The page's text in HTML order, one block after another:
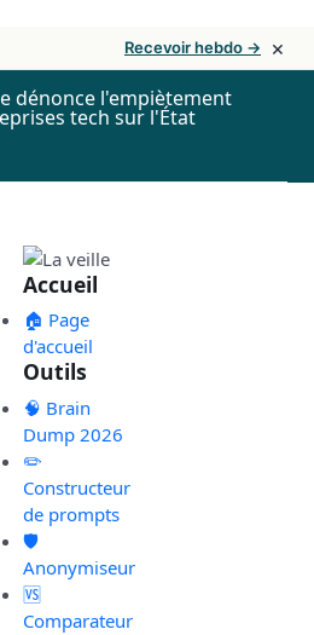
Recevoir hebdo → ×
dénonce l'empiètement
tech sur l'État
Accueil
🏠 Page
d'accueil
Outils
🧠 Brain
Dump 2026
✏️
Constructeur
de prompts
🛡️
Anonymiseur
🆚
Comparateur